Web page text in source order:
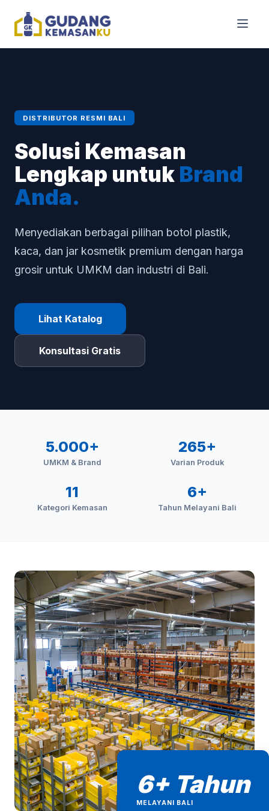
DISTRIBUTOR RESMI BALI
Solusi Kemasan
Lengkap untuk Brand
Anda.
Menyediakan berbagai pilihan botol plastik,
kaca, dan jar kosmetik premium dengan harga
grosir untuk UMKM dan industri di Bali.
Lihat Katalog
Konsultasi Gratis
5.000+
UMKM & Brand
265+
Varian Produk
11
Kategori Kemasan
6+
Tahun Melayani Bali
6+ Tahun
MELAYANI BALI